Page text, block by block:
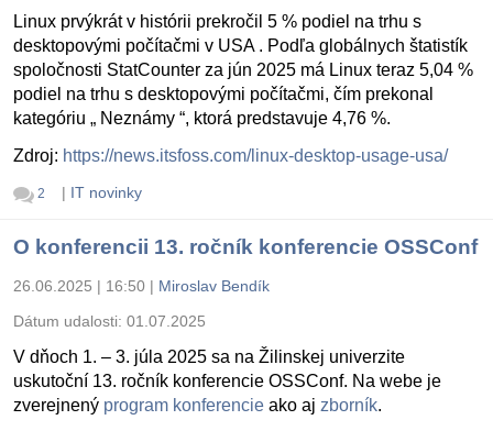
Linux prvýkrát v histórii prekročil 5 % podiel na trhu s
desktopovými počítačmi v USA . Podľa globálnych štatistík
spoločnosti StatCounter za jún 2025 má Linux teraz 5,04 %
podiel na trhu s desktopovými počítačmi, čím prekonal
kategóriu „ Neznámy “, ktorá predstavuje 4,76 %.
Zdroj: https://news.itsfoss.com/linux-desktop-usage-usa/
2 | IT novinky
O konferencii 13. ročník konferencie OSSConf
26.06.2025 | 16:50 | Miroslav Bendík
Dátum udalosti: 01.07.2025
V dňoch 1. – 3. júla 2025 sa na Žilinskej univerzite
uskutoční 13. ročník konferencie OSSConf. Na webe je
zverejnený program konferencie ako aj zborník.